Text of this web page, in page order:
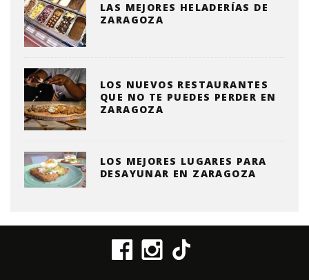
LAS MEJORES HELADERÍAS DE
ZARAGOZA
LOS NUEVOS RESTAURANTES
QUE NO TE PUEDES PERDER EN
ZARAGOZA
LOS MEJORES LUGARES PARA
DESAYUNAR EN ZARAGOZA